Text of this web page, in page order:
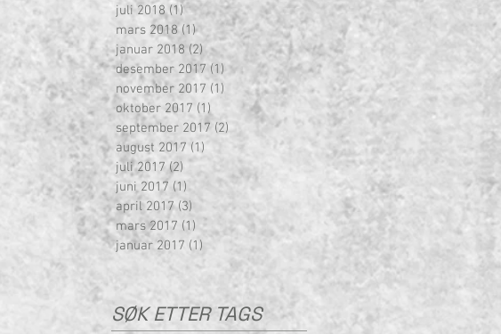
juli 2018 (1)1 innlegg
mars 2018 (1)1 innlegg
januar 2018 (2) 2 innlegg
desember 2017 (1) 1 innlegg
november 2017 (1) 1 innlegg
oktober 2017 (1) 1 innlegg
september 2017 (2)2 innlegg
august 2017 (1) 1 innlegg
juli 2017 (2) 2 innlegg
juni 2017 (1) 1 innlegg
april 2017 (3) 3 innlegg
mars 2017 (1) 1 innlegg
januar 2017 (1) 1 innlegg
SØK ETTER TAGS